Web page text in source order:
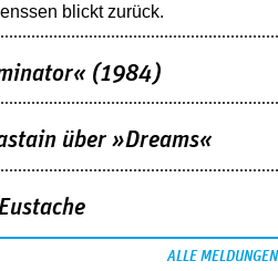
blickt zurück.
(1984)
über »Dreams«
ALLE MELDUNGEN